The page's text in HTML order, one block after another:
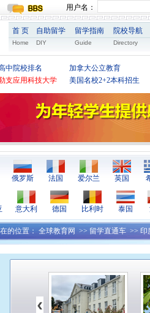
用户名：
首 页
Home
自助留学
DIY
留学指南
Guide
院校导航
Directory
中院校排名
加拿大公立教育
支应用科技大学 美国名校2+2本科招生
俄罗斯 法国 爱尔兰 英国
意大利 德国 比利时 泰国
的位置： 全球教育网 >> 留学直通车 >> 印